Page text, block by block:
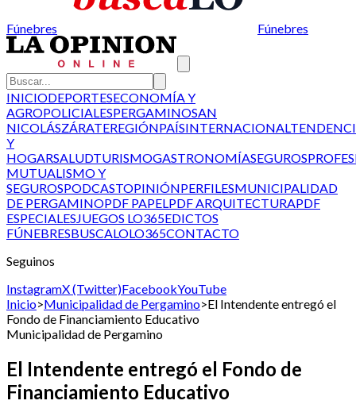
Fúnebres Fúnebres
INICIODEPORTESECONOMÍA Y
AGROPOLICIALESPERGAMINOSAN
NICOLÁSZÁRATEREGIÓNPAÍSINTERNACIONAL
Y
HOGARSALUDTURISMOGASTRONOMÍASEGUROS
MUTUALISMO Y
SEGUROSPODCASTOPINIÓNPERFILESMUNICIPALIDAD
DE PERGAMINOPDF PAPELPDF ARQUITECTURAPDF
ESPECIALESJUEGOS LO365EDICTOS
FÚNEBRESBUSCALOLO365CONTACTO
Seguinos
InstagramX (Twitter)FacebookYouTube
Inicio>Municipalidad de Pergamino>El Intendente entregó el
Fondo de Financiamiento Educativo
Municipalidad de Pergamino
El Intendente entregó el Fondo de
Financiamiento Educativo